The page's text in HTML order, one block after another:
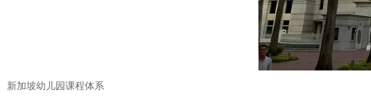
新加坡幼儿园课程体系